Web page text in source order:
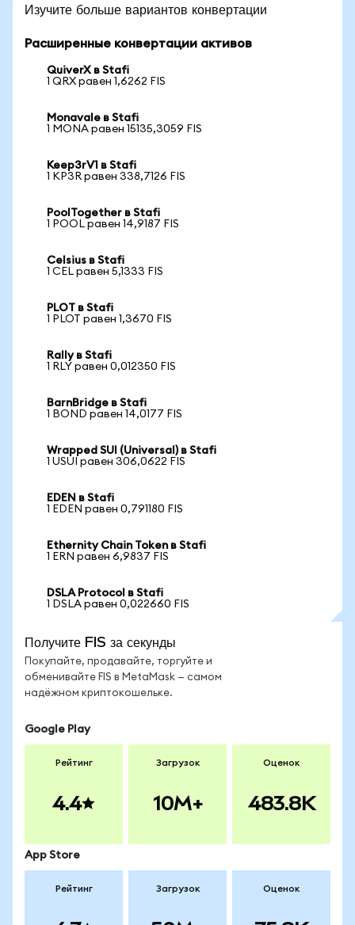
Изучите больше вариантов конвертации
Расширенные конвертации активов
QuiverX в Stafi
1 QRX равен 1,6262 FIS
Monavale в Stafi
1 MONA равен 15135,3059 FIS
Keep3rV1 в Stafi
1 KP3R равен 338,7126 FIS
PoolTogether в Stafi
1 POOL равен 14,9187 FIS
Celsius в Stafi
1 CEL равен 5,1333 FIS
PLOT в Stafi
1 PLOT равен 1,3670 FIS
Rally в Stafi
1 RLY равен 0,012350 FIS
BarnBridge в Stafi
1 BOND равен 14,0177 FIS
Wrapped SUI (Universal) в Stafi
1 USUI равен 306,0622 FIS
EDEN в Stafi
1 EDEN равен 0,791180 FIS
Ethernity Chain Token в Stafi
1 ERN равен 6,9837 FIS
DSLA Protocol в Stafi
1 DSLA равен 0,022660 FIS
Получите FIS за секунды
Покупайте, продавайте, торгуйте и
обменивайте FIS в MetaMask — самом
надёжном криптокошельке.
Google Play
Рейтинг
4.4
Загрузок
10M+
Оценок
483.8K
App Store
Рейтинг Загрузок Оценок